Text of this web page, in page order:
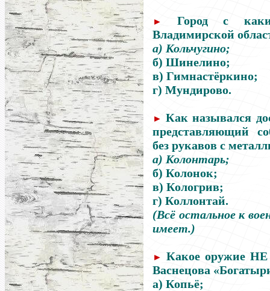
►
Город с
Владимирской
а) Кольчугино;
б) Шинелино;
в) Гимнастёркино;
г) Мундирово.
► Как назывался
представляющий
без рукавов с
а) Колонтарь;
б) Колонок;
в) Кологрив;
г) Коллонтай.
(Всё остальное к
имеет.)
► Какое оружие НЕ
Васнецова
а) Копьё;